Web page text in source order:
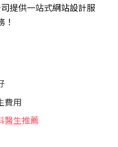
提供一站式網站設計服
！
費用
醫生推薦